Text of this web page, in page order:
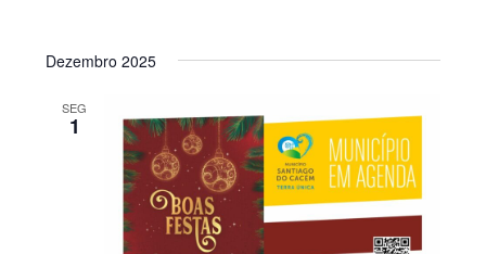
Dezembro 2025
SEG
1